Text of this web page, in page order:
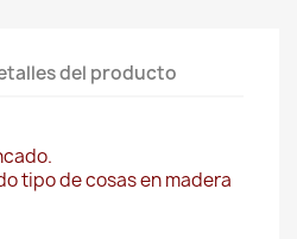
del producto
tipo de cosas en madera